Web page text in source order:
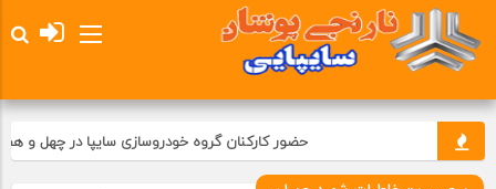
حضور کارکنان گروه خودروسازی سایپا در چهل و